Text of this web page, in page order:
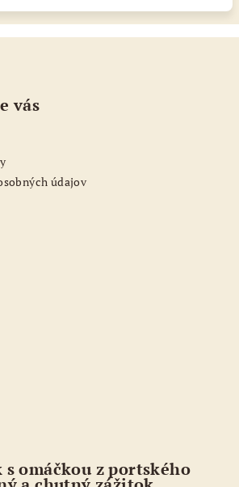
vás
údajov
s omáčkou z portského